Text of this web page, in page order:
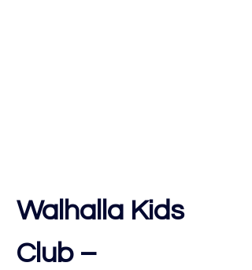
Walhalla Kids
Club –